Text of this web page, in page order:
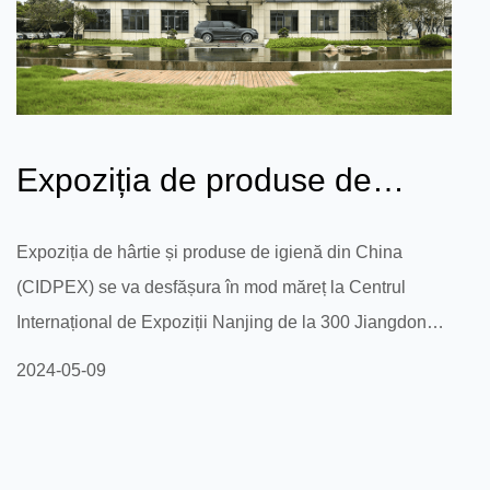
Expoziția de produse de
igienă și hârtie de uz casnic
din Ch...
Expoziția de hârtie și produse de igienă din China
(CIDPEX) se va desfășura în mod măreț la Centrul
Internațional de Expoziții Nanjing de la 300 Jiangdong
2024-05-09